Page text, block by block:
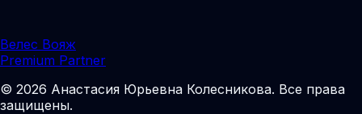
Велес Вояж
Premium Partner
© 2026 Анастасия Юрьевна Колесникова. Все права
защищены.